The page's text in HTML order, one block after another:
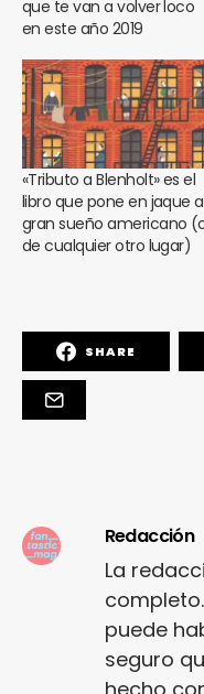
que te van a volver loco
en este año 2019
«Tributo a Blenholt» es el
libro que pone en jaque
gran sueño americano
de cualquier otro lugar)
SHARE
Redacción
La
puede
seguro